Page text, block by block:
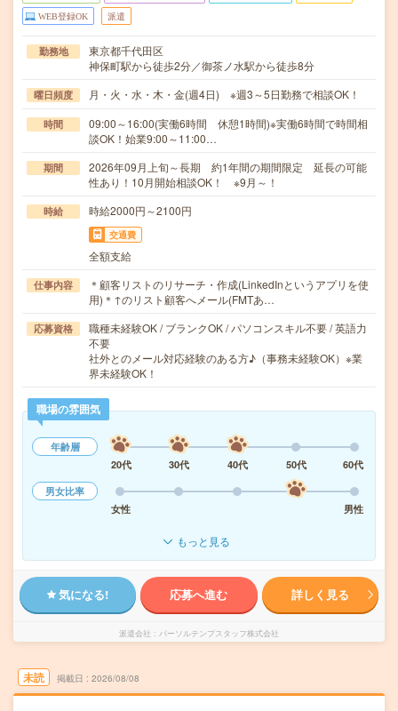
WEB登録OK 派遣
勤務地
東京都千代田区
神保町駅から徒歩2分／御茶ノ水駅から徒歩8分
曜日頻度 月・火・水・木・金(週4日) ※週3～5日勤務で相談OK！
時間
09:00～16:00(実働6時間 休憩1時間)※実働6時間で時間相
談OK！始業9:00～11:00…
期間
2026年09月上旬～長期 約1年間の期間限定 延長の可能
性あり！10月開始相談OK！ ※9月～！
時給 時給2000円～2100円
交通費
全額支給
仕事内容
＊顧客リストのリサーチ・作成(LinkedInというアプリを使
用)＊↑のリスト顧客へメール(FMTあ…
応募資格
職種未経験OK / ブランクOK / パソコンスキル不要 / 英語力
不要
社外とのメール対応経験のある方♪（事務未経験OK）※業
界未経験OK！
職場の雰囲気
年齢層
20代
30代 40代 50代
60代
男女比率
女性
男性
もっと見る
気になる! 応募へ進む 詳しく見る
派遣会社 パーソルテンプスタッフ株式会社
未読 掲載日 2026/08/08